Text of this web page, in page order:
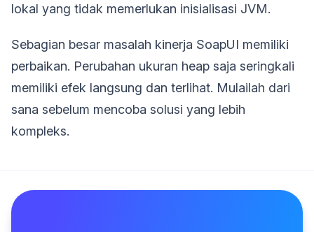
lokal yang tidak memerlukan inisialisasi JVM.
Sebagian besar masalah kinerja SoapUI memiliki
perbaikan. Perubahan ukuran heap saja seringkali
memiliki efek langsung dan terlihat. Mulailah dari
sana sebelum mencoba solusi yang lebih
kompleks.